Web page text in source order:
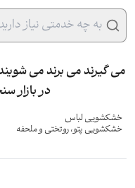
به چه خدمتی نیاز
می گیرند می برند می
در بازار
خشکشویی لباس
خشکشویی پتو، روتختی و ملحفه